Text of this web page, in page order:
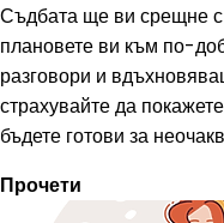
Съдбата ще ви срещне с
плановете ви към по-
разговори и
страхувайте да
бъдете готови за
Прочети